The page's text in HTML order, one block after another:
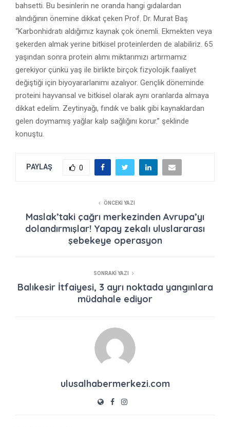
bahsetti. Bu besinlerin ne oranda hangi gıdalardan
alındığının önemine dikkat çeken Prof. Dr. Murat Baş
“Karbonhidratı aldığımız kaynak çok önemli. Ekmekten veya
şekerden almak yerine bitkisel proteinlerden de alabiliriz. 65
yaşından sonra protein alımı miktarımızı artırmamız
gerekiyor çünkü yaş ile birlikte birçok fizyolojik faaliyet
değiştiği için biyoyararlanımı azalıyor. Gençlik döneminde
proteini hayvansal ve bitkisel olarak aynı oranlarda almaya
dikkat edelim. Zeytinyağı, fındık ve balık gibi kaynaklardan
gelen doymamış yağlar kalp sağlığını korur.” şeklinde
konuştu.
PAYLAŞ 0
ÖNCEKI YAZI
Maslak’taki çağrı merkezinden Avrupa’yı
dolandırmışlar! Yapay zekalı uluslararası
şebekeye operasyon
SONRAKI YAZI
Balıkesir İtfaiyesi, 3 ayrı noktada yangınlara
müdahale ediyor
ulusalhabermerkezi.com